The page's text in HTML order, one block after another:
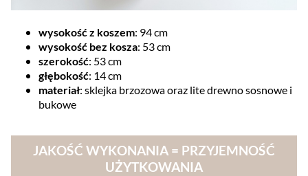
wysokość z koszem: 94 cm
wysokość bez kosza: 53 cm
szerokość: 53 cm
głębokość: 14 cm
materiał: sklejka brzozowa oraz lite drewno sosnowe i
bukowe
JAKOŚĆ WYKONANIA = PRZYJEMNOŚĆ
UŻYTKOWANIA